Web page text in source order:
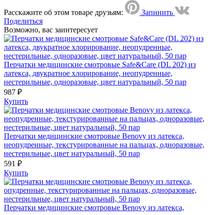
Расскажите об этом товаре друзьям:
Запинить
Поделиться
Возможно, вас заинтересует
Перчатки медицинские смотровые Safe&Care (DL 202) из
латекса, двукратное хлорирование, неопудренные,
нестерильные, одноразовые, цвет натуральный, 50 пар
987 ₽
Купить
Перчатки медицинские смотровые Benovy из латекса,
неопудренные, текстурированные на пальцах, одноразовые,
нестерильные, цвет натуральный, 50 пар
591 ₽
Купить
Перчатки медицинские смотровые Benovy из латекса,